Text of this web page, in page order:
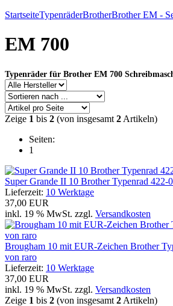
StartseiteTypenräderBrotherBrother EM -
EM 700
Typenräder für Brother EM 700
Zeige 1 bis 2 (von insgesamt 2 Artikeln)
Seiten:
1
Super Grande II 10 Brother Typenrad 422-
Lieferzeit: 10 Werktage
37,00 EUR
inkl. 19 % MwSt. zzgl. Versandkosten
Brougham 10 mit EUR-Zeichen Brother
von raro
Lieferzeit: 10 Werktage
37,00 EUR
inkl. 19 % MwSt. zzgl. Versandkosten
Zeige 1 bis 2 (von insgesamt 2 Artikeln)